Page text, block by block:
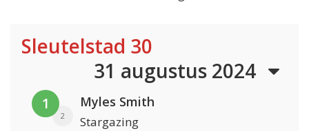
Sleutelstad 30
31 augustus 2024
1
2
Myles Smith
Stargazing